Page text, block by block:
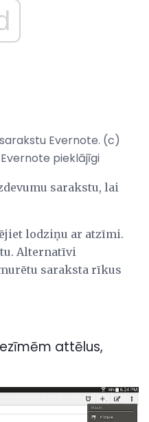
Evernote. (c)
pieklājīgi
sarakstu, lai
lodziņu ar atzīmi.
Alternatīvi
saraksta rīkus
attēlus,